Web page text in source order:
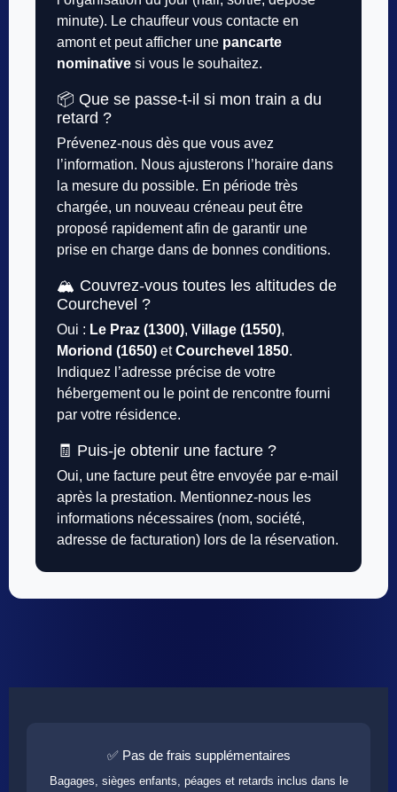
minute). Le chauffeur vous contacte en
amont et peut afficher une pancarte
nominative si vous le souhaitez.
📦 Que se passe-t-il si mon train a du
retard ?
Prévenez-nous dès que vous avez
l’information. Nous ajusterons l’horaire dans
la mesure du possible. En période très
chargée, un nouveau créneau peut être
proposé rapidement afin de garantir une
prise en charge dans de bonnes conditions.
🏔️ Couvrez-vous toutes les altitudes de
Courchevel ?
Oui : Le Praz (1300), Village (1550),
Moriond (1650) etCourchevel 1850.
Indiquez l’adresse précise de votre
hébergement ou le point de rencontre fourni
par votre résidence.
🧾 Puis-je obtenir une facture ?
Oui, une facture peut être envoyée par e-mail
après la prestation. Mentionnez-nous les
informations nécessaires (nom, société,
adresse de facturation) lors de la réservation.
✅ Pas de frais supplémentaires
Bagages, sièges enfants, péages et retards inclus dans le